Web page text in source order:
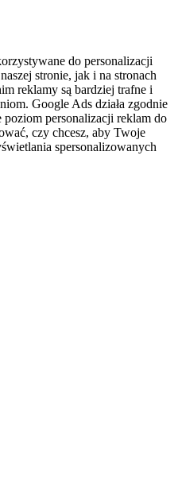
do personalizacji
stronie, jak i na stronach
reklamy są bardziej trafne i
Google Ads działa zgodnie
personalizacji reklam do
czy chcesz, aby Twoje
spersonalizowanych